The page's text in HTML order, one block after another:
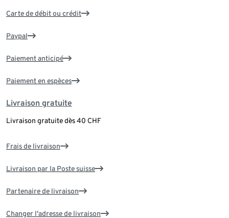
Carte de débit ou crédit
Paypal
Paiement anticipé
Paiement en espèces
Livraison gratuite
Livraison gratuite dès 40 CHF
Frais de livraison
Livraison par la Poste suisse
Partenaire de livraison
Changer l'adresse de livraison